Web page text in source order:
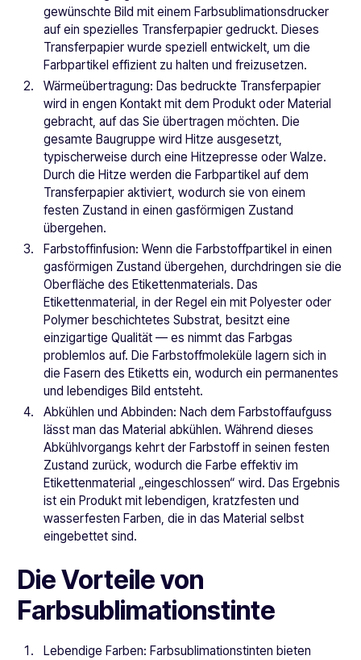
gewünschte Bild mit einem Farbsublimationsdrucker
auf ein spezielles Transferpapier gedruckt. Dieses
Transferpapier wurde speziell entwickelt, um die
Farbpartikel effizient zu halten und freizusetzen.
Wärmeübertragung: Das bedruckte Transferpapier
wird in engen Kontakt mit dem Produkt oder Material
gebracht, auf das Sie übertragen möchten. Die
gesamte Baugruppe wird Hitze ausgesetzt,
typischerweise durch eine Hitzepresse oder Walze.
Durch die Hitze werden die Farbpartikel auf dem
Transferpapier aktiviert, wodurch sie von einem
festen Zustand in einen gasförmigen Zustand
übergehen.
Farbstoffinfusion: Wenn die Farbstoffpartikel in einen
gasförmigen Zustand übergehen, durchdringen sie die
Oberfläche des Etikettenmaterials. Das
Etikettenmaterial, in der Regel ein mit Polyester oder
Polymer beschichtetes Substrat, besitzt eine
einzigartige Qualität — es nimmt das Farbgas
problemlos auf. Die Farbstoffmoleküle lagern sich in
die Fasern des Etiketts ein, wodurch ein permanentes
und lebendiges Bild entsteht.
Abkühlen und Abbinden: Nach dem Farbstoffaufguss
lässt man das Material abkühlen. Während dieses
Abkühlvorgangs kehrt der Farbstoff in seinen festen
Zustand zurück, wodurch die Farbe effektiv im
Etikettenmaterial „eingeschlossen“ wird. Das Ergebnis
ist ein Produkt mit lebendigen, kratzfesten und
wasserfesten Farben, die in das Material selbst
eingebettet sind.
Die Vorteile von
Farbsublimationstinte
Lebendige Farben: Farbsublimationstinten bieten